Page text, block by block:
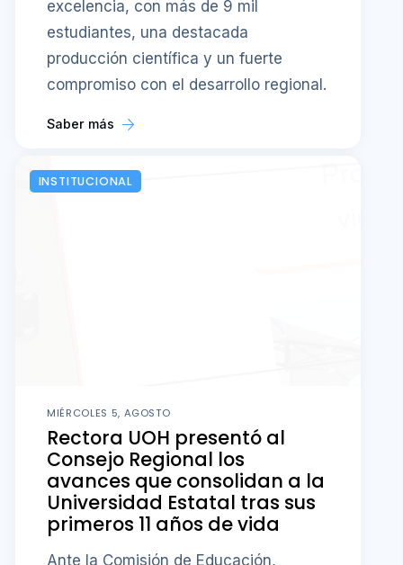
excelencia, con más de 9 mil
estudiantes, una destacada
producción científica y un fuerte
compromiso con el desarrollo regional.
Saber más
INSTITUCIONAL
MIÉRCOLES 5, AGOSTO
Rectora UOH presentó al
Consejo Regional los
avances que consolidan a la
Universidad Estatal tras sus
primeros 11 años de vida
Ante la Comisión de Educación,